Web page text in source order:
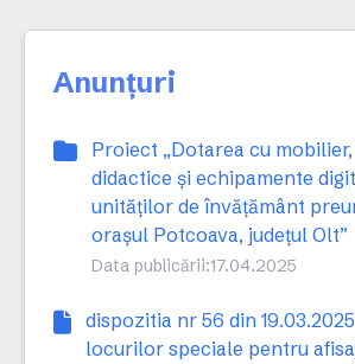
Anunțuri
Proiect „Dotarea cu
didactice și echipamente
unităților de învățământ
orașul Potcoava, județul Olt”
Data publicării:17.04.2025
dispozitia nr 56 din
locurilor speciale pentru